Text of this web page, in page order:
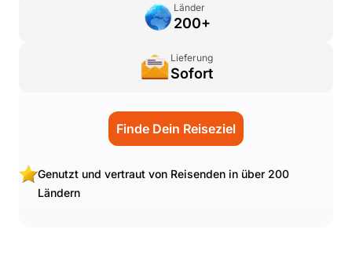
Länder
200+
Lieferung
Sofort
Finde Dein Reiseziel
Genutzt und vertraut von Reisenden in über 200
Ländern